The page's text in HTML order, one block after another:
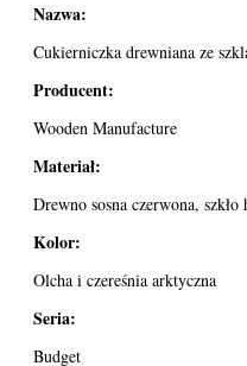
Nazwa:
Cukierniczka drewniana ze
Producent:
Wooden Manufacture
Materiał:
Drewno sosna czerwona, szkło
Kolor:
Olcha i czereśnia arktyczna
Seria:
Budget